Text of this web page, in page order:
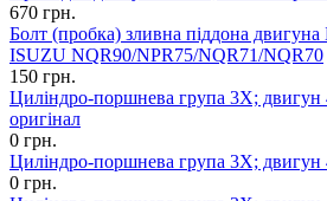
670 грн.
Болт (пробка) зливна піддона
ISUZU NQR90/NPR75/NQR71/NQR70
150 грн.
Циліндро-поршнева група 3X;
оригінал
0 грн.
Циліндро-поршнева група 3X;
0 грн.